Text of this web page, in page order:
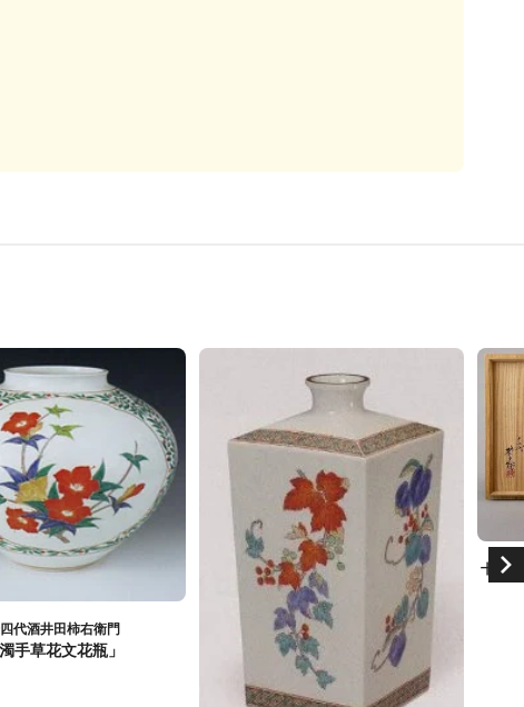
代酒井田柿右衛門
濁手草花文花瓶」
十四